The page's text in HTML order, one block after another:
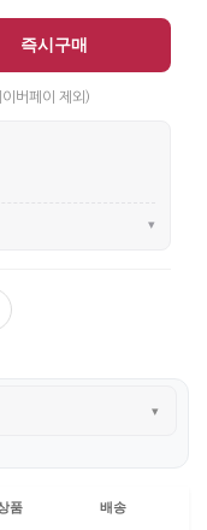
즉시구매
버페이 제외)
▾
▾
품 배송